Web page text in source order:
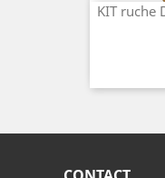
KIT ruche